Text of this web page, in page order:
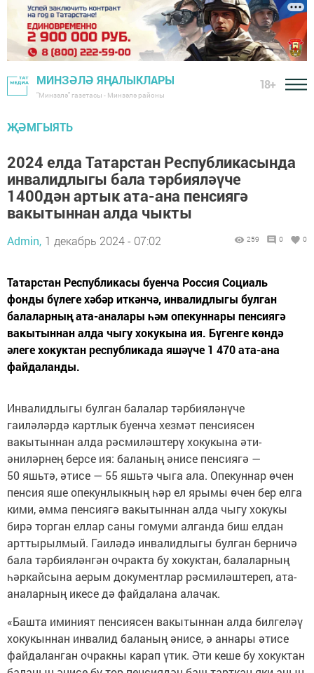
МИНЗӘЛӘ ЯҢАЛЫКЛАРЫ
"Минзәлә" газетасы - Минзәлә районы
18+
ҖӘМГЫЯТЬ
2024 елда Татарстан Республикасында
инвалидлыгы бала тәрбияләүче
1400дән артык ата-ана пенсиягә
вакытыннан алда чыкты
Admin, 1 декабрь 2024 - 07:02 259 0 0
Татарстан Республикасы буенча Россия Социаль
фонды бүлеге хәбәр иткәнчә, инвалидлыгы булган
балаларның ата-аналары һәм опекуннары пенсиягә
вакытыннан алда чыгу хокукына ия. Бүгенге көндә
әлеге хокуктан республикада яшәүче 1 470 ата-ана
файдаланды.
Инвалидлыгы булган балалар тәрбияләнүче
гаиләләрдә картлык буенча хезмәт пенсиясен
вакытыннан алда рәсмиләштерү хокукына әти-
әниләрнең берсе ия: баланың әнисе пенсиягә —
50 яшьтә, әтисе — 55 яшьтә чыга ала. Опекуннар өчен
пенсия яше опекунлыкның һәр ел ярымы өчен бер елга
кими, әмма пенсиягә вакытыннан алда чыгу хокукы
бирә торган еллар саны гомуми алганда биш елдан
арттырылмый. Гаиләдә инвалидлыгы булган берничә
бала тәрбияләнгән очракта бу хокуктан, балаларның
һәркайсына аерым документлар рәсмиләштереп, ата-
аналарның икесе дә файдалана алачак.
«Башта иминият пенсиясен вакытыннан алда билгеләү
хокукыннан инвалид баланың әнисе, ә аннары әтисе
файдаланган очракны карап үтик. Әти кеше бу хокуктан